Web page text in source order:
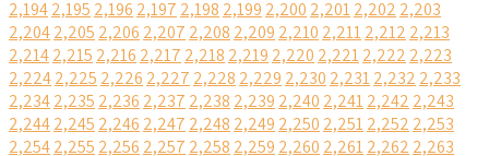
2,1942,195 2,196 2,197 2,198 2,199 2,200 2,2012,202 2,203
2,2042,205 2,206 2,207 2,208 2,209 2,210 2,2112,212 2,213
2,2142,215 2,216 2,217 2,218 2,219 2,220 2,2212,222 2,223
2,2242,225 2,226 2,227 2,228 2,229 2,230 2,2312,232 2,233
2,2342,235 2,236 2,237 2,238 2,239 2,240 2,2412,242 2,243
2,2442,245 2,246 2,247 2,248 2,249 2,250 2,2512,252 2,253
2,2542,255 2,256 2,257 2,258 2,259 2,260 2,2612,262 2,263